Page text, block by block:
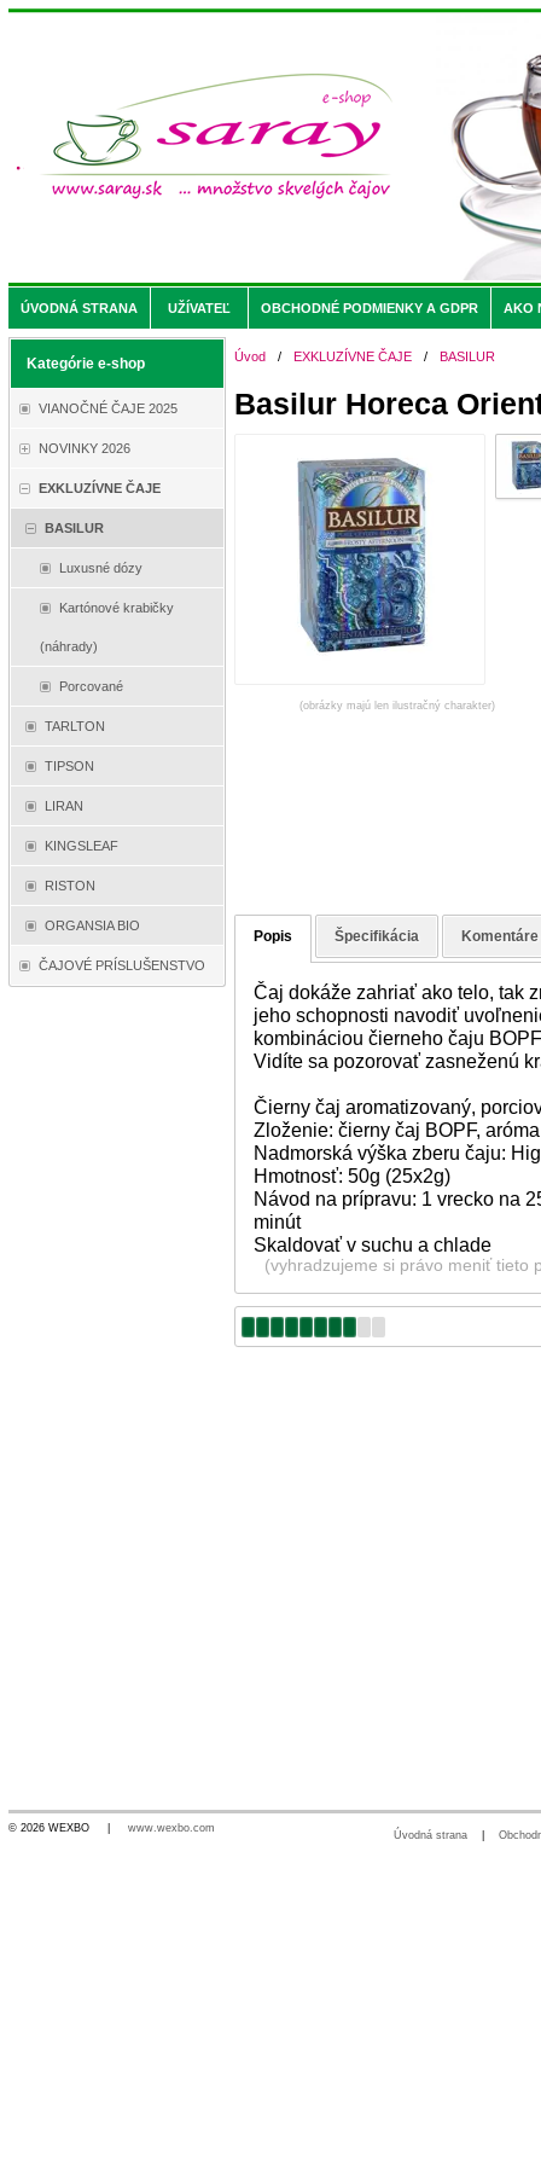
ÚVODNÁ STRANA UŽÍVATEĽ OBCHODNÉ PODMIENKY A GDPR AKO
Kategórie e-shop
VIANOČNÉ ČAJE 2025
NOVINKY 2026
EXKLUZÍVNE ČAJE
BASILUR
Luxusné dózy
Kartónové krabičky
(náhrady)
Porcované
TARLTON
TIPSON
LIRAN
KINGSLEAF
RISTON
ORGANSIA BIO
ČAJOVÉ PRÍSLUŠENSTVO
Úvod / EXKLUZÍVNE ČAJE / BASILUR
Basilur Horeca
(obrázky majú len ilustračný charakter)
Popis Špecifikácia Komentáre
Čaj dokáže zahriať ako telo, tak
jeho schopnosti navodiť
kombináciou čierneho čaju
Vidíte sa pozorovať zasneženú
Čierny čaj aromatizovaný,
Zloženie: čierny čaj BOPF,
Nadmorská výška zberu čaju:
Hmotnosť: 50g (25x2g)
Návod na prípravu: 1 vrecko na
minút
Skaldovať v suchu a chlade
(vyhradzujeme si právo meniť tieto
© 2026 WEXBO | www.wexbo.com
Úvodná strana